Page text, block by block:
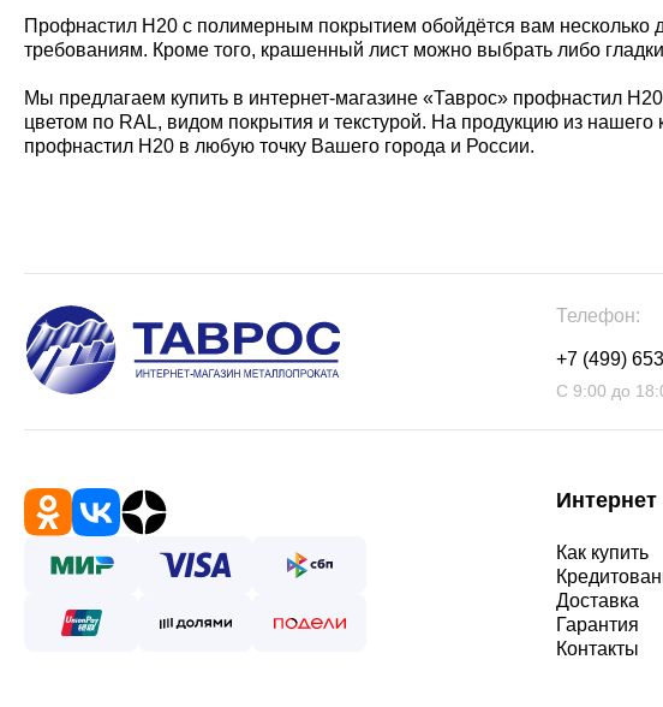
Профнастил Н20 с полимерным покрытием обойдётся вам
требованиям. Кроме того, крашенный лист можно выбрать либо
Мы предлагаем купить в интернет-магазине «Таврос» профнастил
цветом по RAL, видом покрытия и текстурой. На продукцию из нашего
профнастил Н20 в любую точку Вашего города и России.
Телефон:
+7 (499)
С 9:00 до
Интернет
Как купить
Доставка
Гарантия
Контакты